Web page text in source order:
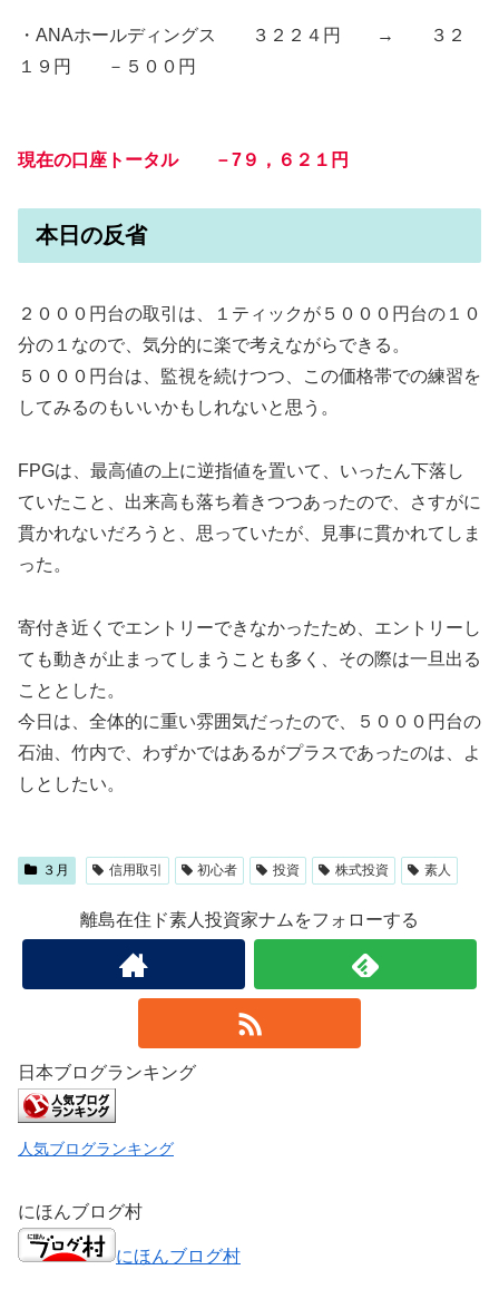
・ANAホールディングス ３２２４円 → ３２
１９円 －５００円
現在の口座トータル －7９，６２１円
本日の反省
２０００円台の取引は、１ティックが５０００円台の１０
分の１なので、気分的に楽で考えながらできる。
５０００円台は、監視を続けつつ、この価格帯での練習を
してみるのもいいかもしれないと思う。
FPGは、最高値の上に逆指値を置いて、いったん下落し
ていたこと、出来高も落ち着きつつあったので、さすがに
貫かれないだろうと、思っていたが、見事に貫かれてしま
った。
寄付き近くでエントリーできなかったため、エントリーし
ても動きが止まってしまうことも多く、その際は一旦出る
こととした。
今日は、全体的に重い雰囲気だったので、５０００円台の
石油、竹内で、わずかではあるがプラスであったのは、よ
しとしたい。
３月 信用取引 初心者 投資 株式投資 素人
離島在住ド素人投資家ナムをフォローする
日本ブログランキング
人気ブログランキング
にほんブログ村
にほんブログ村